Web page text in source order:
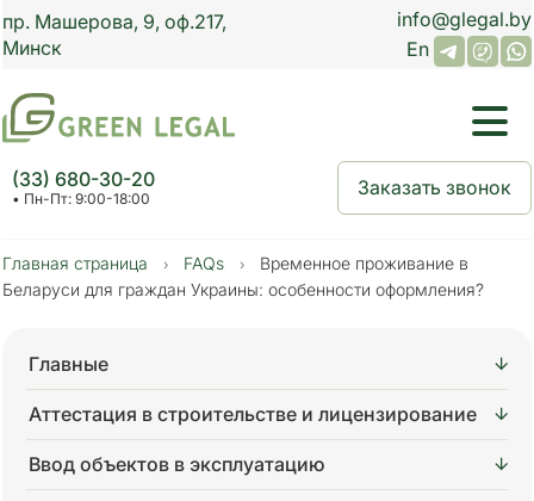
info@glegal.by
пр. Машерова, 9, оф.217,
Минск
En
(33) 680-30-20
• Пн-Пт: 9:00-18:00 Заказать звонок
Главная страница › FAQs ›
Временное проживание в
Беларуси для граждан Украины: особенности оформления?
Главные
Аттестация в строительстве и лицензирование
Ввод объектов в эксплуатацию